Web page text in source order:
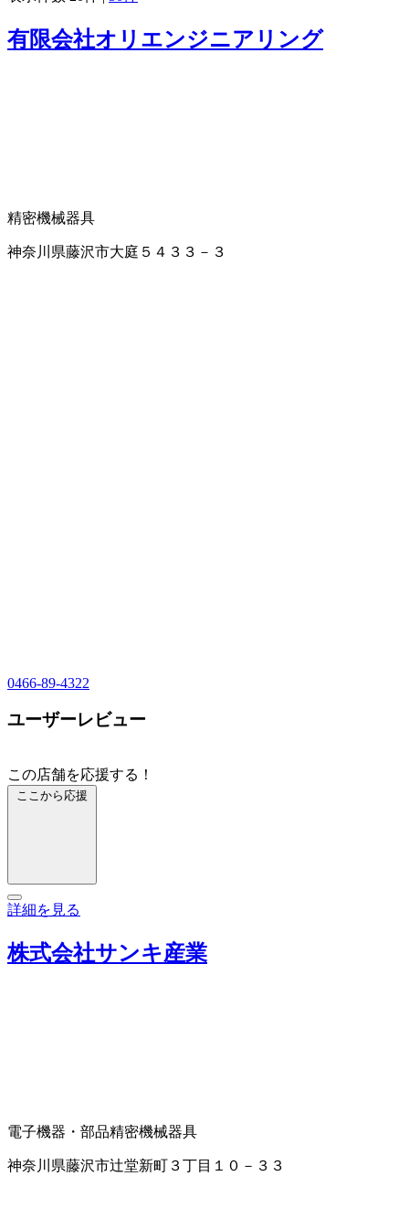
有限会社オリエンジニアリング
精密機械器具
神奈川県藤沢市大庭５４３３－３
0466-89-4322
ユーザーレビュー
この店舗を応援する！
ここから応援
詳細を見る
株式会社サンキ産業
電子機器・部品精密機械器具
神奈川県藤沢市辻堂新町３丁目１０－３３